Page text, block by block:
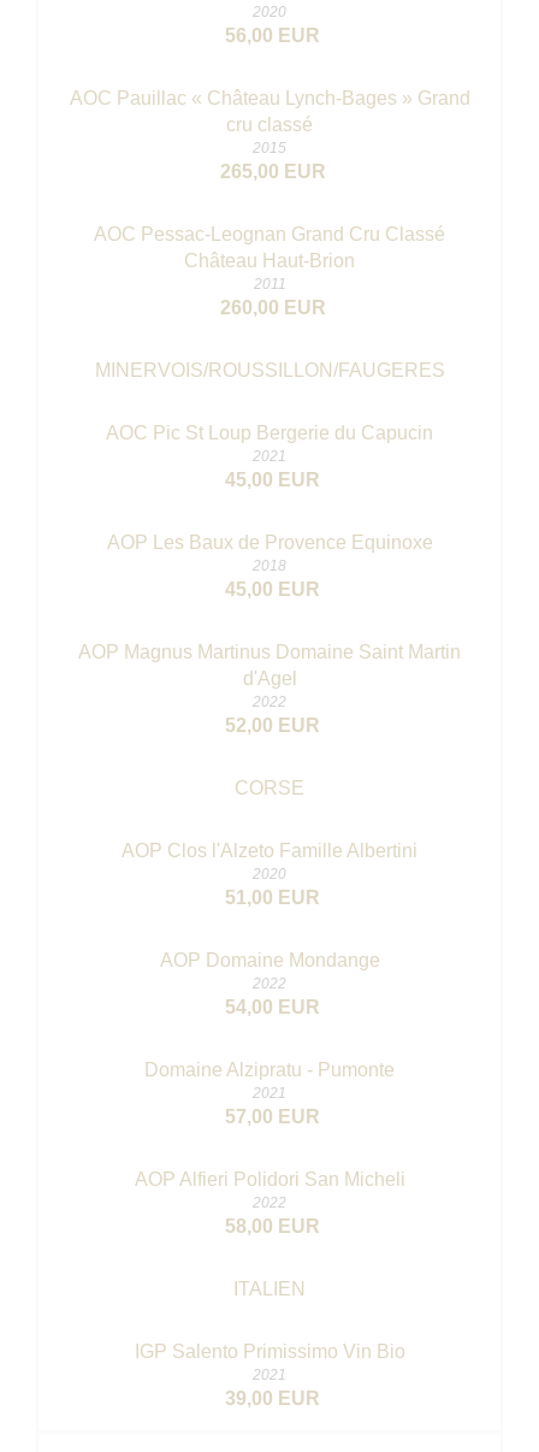
2020
56,00 EUR
AOC Pauillac « Château Lynch-Bages » Grand
cru classé
2015
265,00 EUR
AOC Pessac-Leognan Grand Cru Classé
Château Haut-Brion
2011
260,00 EUR
MINERVOIS/ROUSSILLON/FAUGERES
AOC Pic St Loup Bergerie du Capucin
2021
45,00 EUR
AOP Les Baux de Provence Equinoxe
2018
45,00 EUR
AOP Magnus Martinus Domaine Saint Martin
d'Agel
2022
52,00 EUR
CORSE
AOP Clos l'Alzeto Famille Albertini
2020
51,00 EUR
AOP Domaine Mondange
2022
54,00 EUR
Domaine Alzipratu - Pumonte
2021
57,00 EUR
AOP Alfieri Polidori San Micheli
2022
58,00 EUR
ITALIEN
IGP Salento Primissimo Vin Bio
2021
39,00 EUR